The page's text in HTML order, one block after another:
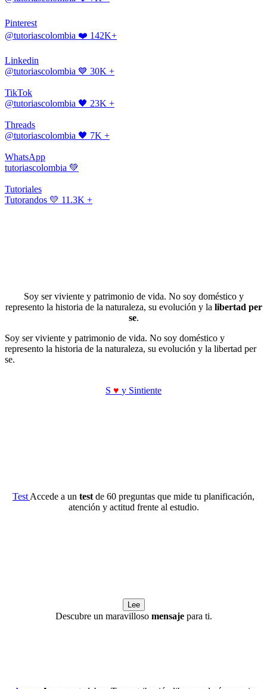
Pinterest
@tutoriascolombia ❤️ 142K+
Linkedin
@tutoriascolombia 💙 30K +
TikTok
@tutoriascolombia 🖤 23K +
Threads
@tutoriascolombia 🖤 7K +
WhatsApp
tutoriascolombia 💚
Tutoriales
Tutorandos 💛 11.3K +
Soy ser viviente y patrimonio de vida. No soy doméstico y
represento la historia de la naturaleza, su evolución y la libertad per
se.
Soy ser viviente y patrimonio de vida. No soy doméstico y
represento la historia de la naturaleza, su evolución y la libertad per
se.
S ♥ y Sintiente
Test Accede a un test de 60 preguntas que mide tu planificación,
atención y actitud frente al estudio.
Lee
Descubre un maravilloso mensajepara ti.